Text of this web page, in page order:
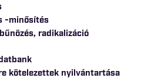
-minősítés
radikalizáció
kötelezettek nyilvántartása